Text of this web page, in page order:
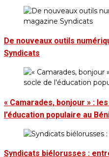
De nouveaux outils
Syndicats
« Camarades, bonjour » :
l’éducation populaire au
Syndicats biélorusses :